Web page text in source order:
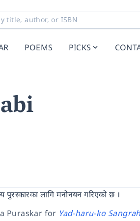
POEMS PICKS
पुरस्कारका लागि मनोनयन गरिएको छ ।
Puraskar for Yad-haru-ko